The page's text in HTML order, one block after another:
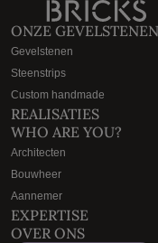
ONZE GEVELSTENEN
Gevelstenen
Steenstrips
Custom handmade
REALISATIES
WHO ARE YOU?
Architecten
Bouwheer
Aannemer
EXPERTISE
OVER ONS